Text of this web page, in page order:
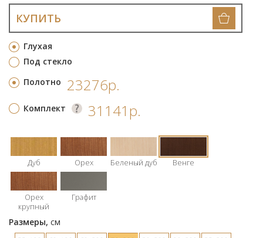
Глухая
Под стекло
КУПИТЬ
Полотно 23276р.
Комплект 31141р.
Дуб Орех Беленый дуб Венге
Орех
крупный
Графит
Размеры, см